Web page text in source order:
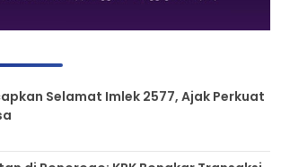
Selamat Imlek 2577, Ajak Perkuat